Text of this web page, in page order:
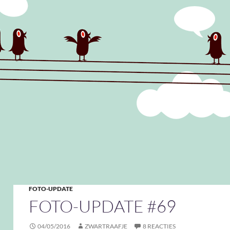
FOTO-UPDATE
FOTO-UPDATE #69
04/05/2016 ZWARTRAAFJE 8 REACTIES